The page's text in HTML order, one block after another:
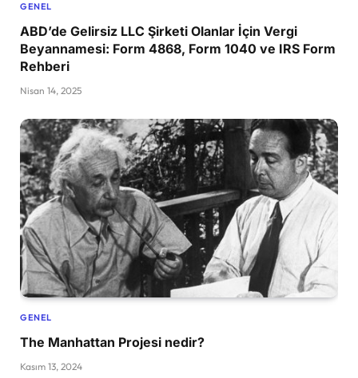
GENEL
ABD’de Gelirsiz LLC Şirketi Olanlar İçin Vergi
Beyannamesi: Form 4868, Form 1040 ve IRS Form
Rehberi
Nisan 14, 2025
GENEL
The Manhattan Projesi nedir?
Kasım 13, 2024